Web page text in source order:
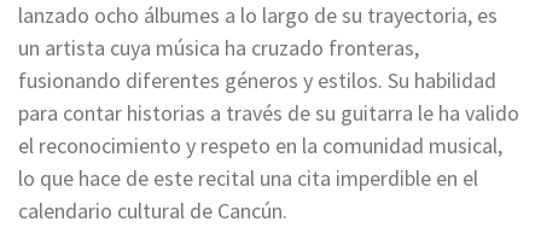
lanzado ocho álbumes a lo largo de su trayectoria, es
un artista cuya música ha cruzado fronteras,
fusionando diferentes géneros y estilos. Su habilidad
para contar historias a través de su guitarra le ha valido
el reconocimiento y respeto en la comunidad musical,
lo que hace de este recital una cita imperdible en el
calendario cultural de Cancún.